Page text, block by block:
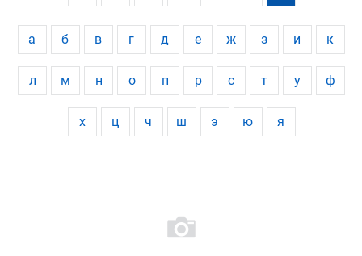
а б в г д е ж з и к
л м н о п р с т у ф
х ц ч ш э ю я